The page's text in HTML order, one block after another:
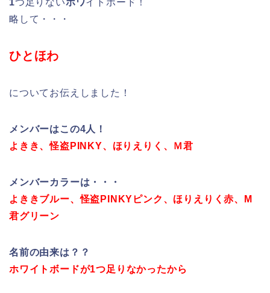
略して・・・
ひとほわ
についてお伝えしました！
メンバーはこの4人！
よきき、怪盗PINKY、ほりえりく、Ｍ君
メンバーカラーは・・・
よききブルー、怪盗PINKYピンク、ほりえりく赤、M
君グリーン
名前の由来は？？
ホワイトボードが1つ足りなかったから